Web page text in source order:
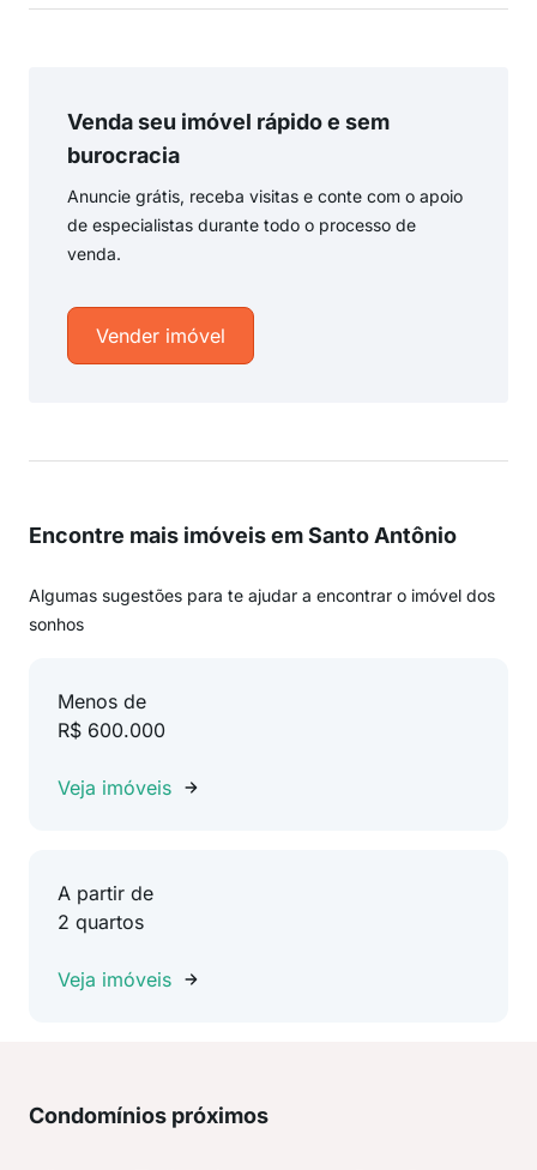
Venda seu imóvel rápido e sem
burocracia
Anuncie grátis, receba visitas e conte com o apoio
de especialistas durante todo o processo de
venda.
Vender imóvel
Encontre mais imóveis em Santo Antônio
Algumas sugestões para te ajudar a encontrar o imóvel dos
sonhos
Menos de
R$ 600.000
Veja imóveis
A partir de
2 quartos
Veja imóveis
Condomínios próximos